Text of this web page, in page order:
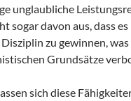
unglaubliche
sogar davon aus, dass
zu gewinnen,
Grundsätze
sich diese